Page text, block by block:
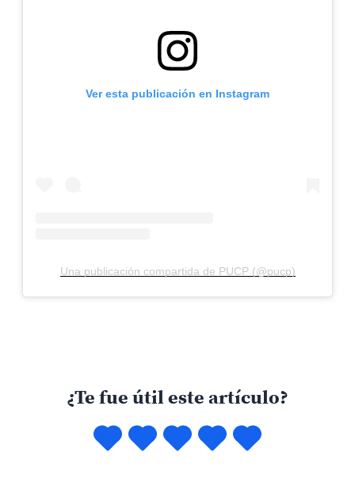
Ver esta publicación en Instagram
Una publicación compartida de PUCP (@pucp)
¿Te fue útil este artículo?